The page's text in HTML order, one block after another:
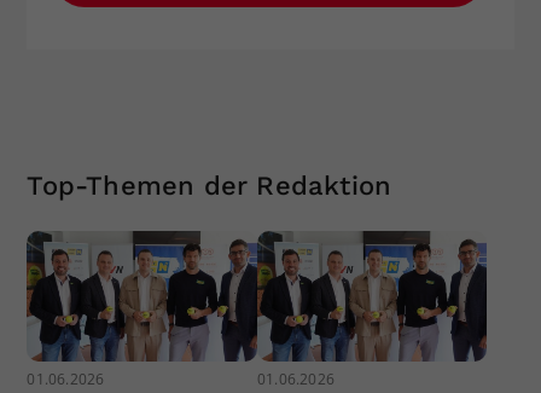
Top-Themen der Redaktion
01.06.2026 01.06.2026